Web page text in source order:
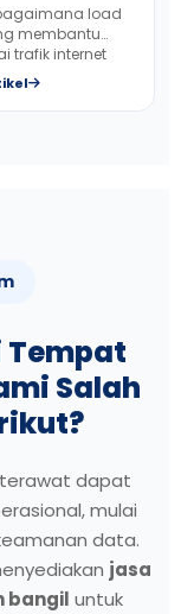
load
membantu
trafik internet
perusahaan
Salah
terawat dapat
mulai
data.
jasa
bangil untuk